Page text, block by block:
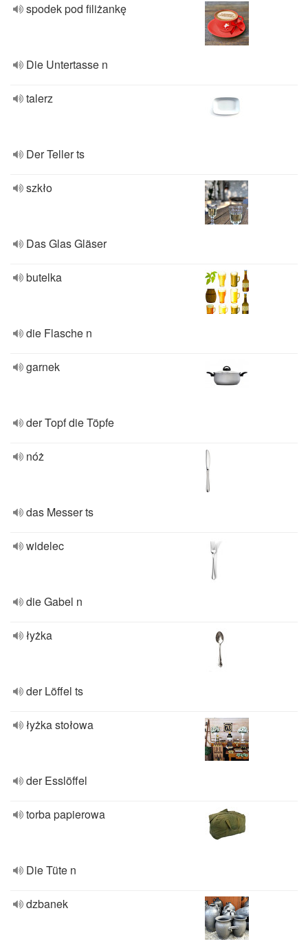
spodek pod filiżankę
Die Untertasse n
talerz
Der Teller ts
szkło
Das Glas Gläser
butelka
die Flasche n
garnek
der Topf die Töpfe
nóż
das Messer ts
widelec
die Gabel n
łyżka
der Löffel ts
łyżka stołowa
der Esslöffel
torba papierowa
Die Tüte n
dzbanek